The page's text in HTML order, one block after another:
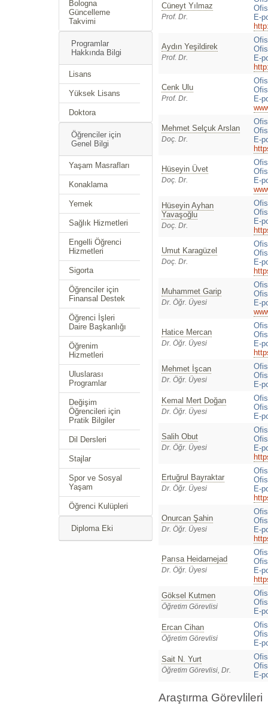
Bologna
Güncelleme
Takvimi
Programlar
Hakkında Bilgi
Lisans
Yüksek Lisans
Doktora
Öğrenciler için
Genel Bilgi
Yaşam Masrafları
Konaklama
Yemek
Sağlık Hizmetleri
Engelli Öğrenci
Hizmetleri
Sigorta
Öğrenciler için
Finansal Destek
Öğrenci İşleri
Daire Başkanlığı
Öğrenim
Hizmetleri
Uluslarası
Programlar
Değişim
Öğrencileri için
Pratik Bilgiler
Dil Dersleri
Stajlar
Spor ve Sosyal
Yaşam
Öğrenci Kulüpleri
Diploma Eki
Cüneyt Yılmaz
Prof. Dr.
E-
Aydın Yeşildirek
Prof. Dr.
E-
Cenk Ulu
Prof. Dr.
E-
Mehmet Selçuk Arslan
Doç. Dr.
E-
Hüseyin Üvet
Doç. Dr.
E-
Hüseyin Ayhan
Yavaşoğlu
Doç. Dr.
E-
Umut Karagüzel
Doç. Dr.
E-
Muhammet Garip
Dr. Öğr. Üyesi
E-
Hatice Mercan
Dr. Öğr. Üyesi
E-
Mehmet İşcan
Dr. Öğr. Üyesi
E-
Kemal Mert Doğan
Dr. Öğr. Üyesi
E-
Salih Obut
Dr. Öğr. Üyesi
E-
Ertuğrul Bayraktar
Dr. Öğr. Üyesi
E-
Onurcan Şahin
Dr. Öğr. Üyesi
E-
Parısa Heidarnejad
Dr. Öğr. Üyesi
E-
Göksel Kutmen
Öğretim Görevlisi
E-
Ercan Cihan
Öğretim Görevlisi
E-
Sait N. Yurt
Öğretim Görevlisi, Dr.
E-
Araştırma Görevlileri